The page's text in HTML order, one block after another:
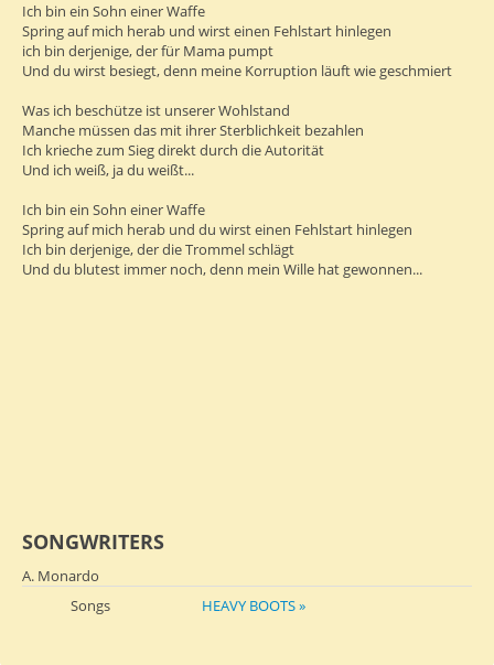
Ich bin ein Sohn einer Waffe
Spring auf mich herab und wirst einen Fehlstart hinlegen
ich bin derjenige, der für Mama pumpt
Und du wirst besiegt, denn meine Korruption läuft wie geschmiert
Was ich beschütze ist unserer Wohlstand
Manche müssen das mit ihrer Sterblichkeit bezahlen
Ich krieche zum Sieg direkt durch die Autorität
Und ich weiß, ja du weißt...
Ich bin ein Sohn einer Waffe
Spring auf mich herab und du wirst einen Fehlstart hinlegen
Ich bin derjenige, der die Trommel schlägt
Und du blutest immer noch, denn mein Wille hat gewonnen...
SONGWRITERS
A. Monardo
Songs
HEAVY BOOTS »